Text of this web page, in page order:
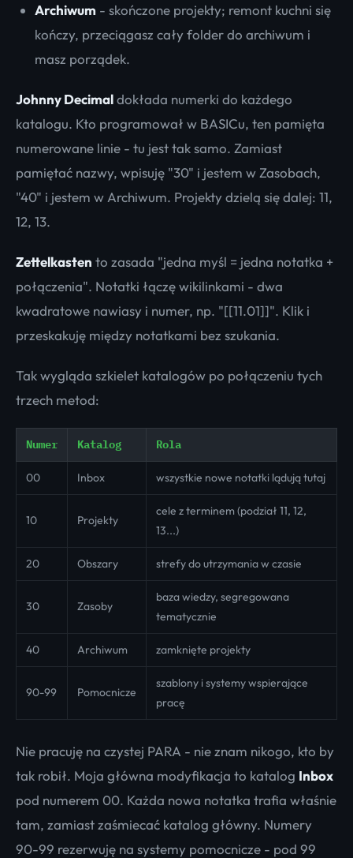
Archiwum - skończone projekty; remont kuchni się
kończy, przeciągasz cały folder do archiwum i
masz porządek.
Johnny Decimaldokłada numerki do każdego
katalogu. Kto programował w BASICu, ten pamięta
numerowane linie - tu jest tak samo. Zamiast
pamiętać nazwy, wpisuję "30" i jestem w Zasobach,
"40" i jestem w Archiwum. Projekty dzielą się dalej: 11,
12, 13.
Zettelkasten to zasada "jedna myśl = jedna notatka +
połączenia". Notatki łączę wikilinkami - dwa
kwadratowe nawiasy i numer, np. "[[11.01]]". Klik i
przeskakuję między notatkami bez szukania.
Tak wygląda szkielet katalogów po połączeniu tych
trzech metod:
Numer Katalog Rola
00 Inbox wszystkie nowe notatki lądują tutaj
10 Projekty
cele z terminem (podział 11, 12,
13...)
20 Obszary strefy do utrzymania w czasie
30 Zasoby
baza wiedzy, segregowana
tematycznie
40 Archiwum zamknięte projekty
90-99 Pomocnicze
szablony i systemy wspierające
pracę
Nie pracuję na czystej PARA - nie znam nikogo, kto by
tak robił. Moja główna modyfikacja to katalog Inbox
pod numerem 00. Każda nowa notatka trafia właśnie
tam, zamiast zaśmiecać katalog główny. Numery
90-99 rezerwuję na systemy pomocnicze - pod 99